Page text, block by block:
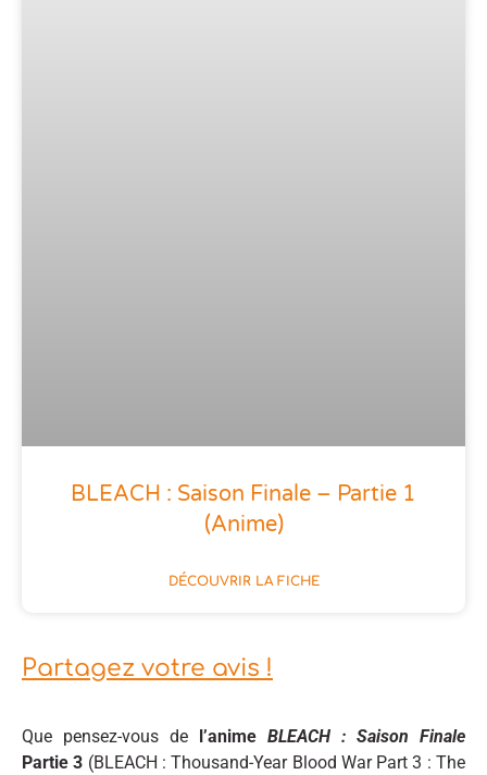
BLEACH : Saison Finale – Partie 1
(anime)
DÉCOUVRIR LA FICHE
Partagez votre avis !
Que pensez-vous de l’anime BLEACH : Saison Finale
Partie 3 (BLEACH : Thousand-Year Blood War Part 3 : The